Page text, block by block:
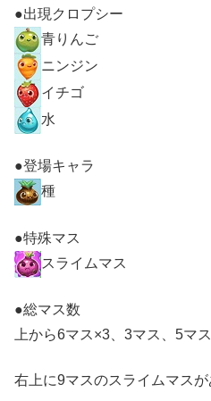
●出現クロプシー
青りんご
ニンジン
イチゴ
水
●登場キャラ
種
●特殊マス
スライムマス
●総マス数
上から6マス×3、3マス、5マ
右上に9マスのスライムマスが